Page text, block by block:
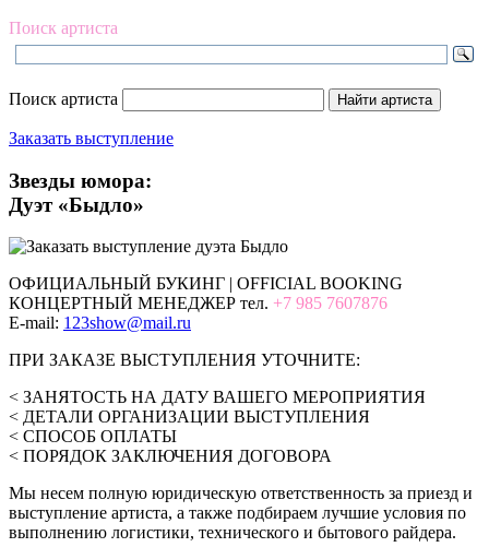
Поиск артиста
Поиск артиста
Заказать выступление
Звезды юмора:
Дуэт «Быдло»
ОФИЦИАЛЬНЫЙ БУКИНГ | OFFICIAL BOOKING
КОНЦЕРТНЫЙ МЕНЕДЖЕР тел. +7 985 7607876
E-mail: 123show@mail.ru
ПРИ ЗАКАЗЕ ВЫСТУПЛЕНИЯ УТОЧНИТЕ:
< ЗАНЯТОСТЬ НА ДАТУ ВАШЕГО МЕРОПРИЯТИЯ
< ДЕТАЛИ ОРГАНИЗАЦИИ ВЫСТУПЛЕНИЯ
< СПОСОБ ОПЛАТЫ
< ПОРЯДОК ЗАКЛЮЧЕНИЯ ДОГОВОРА
Мы несем полную юридическую ответственность за приезд и
выступление артиста, а также подбираем лучшие условия по
выполнению логистики, технического и бытового райдера.